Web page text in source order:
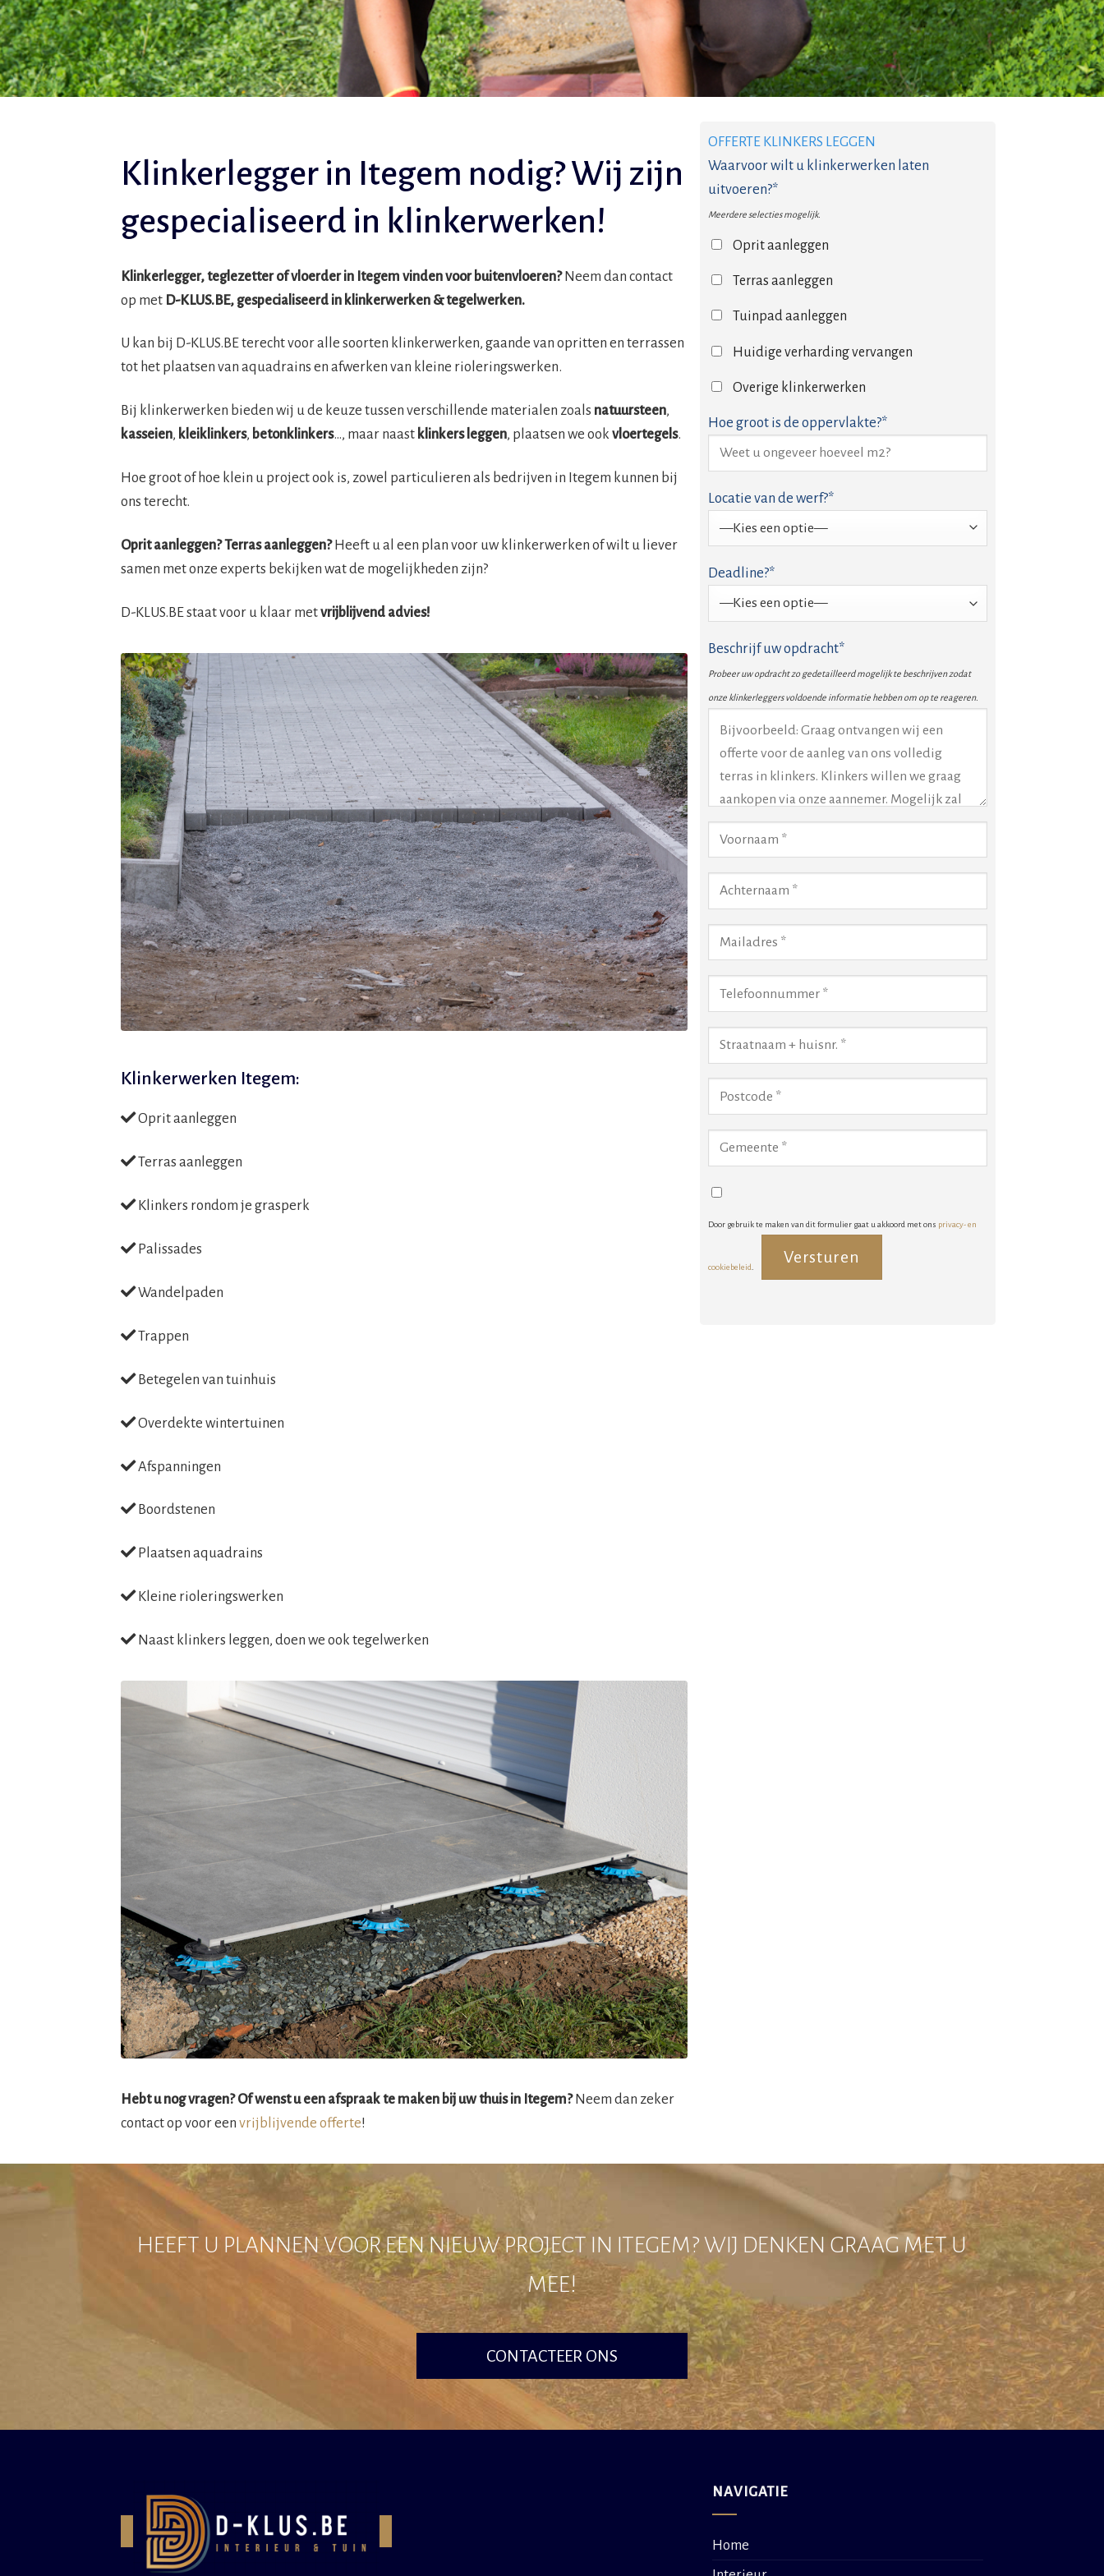
Klinkerlegger in Itegem nodig? Wij zijn
gespecialiseerd in klinkerwerken!
Klinkerlegger, teglezetter of vloerder in Itegem vinden voor buitenvloeren?Neem dan contact
op met D-KLUS.BE, gespecialiseerd in klinkerwerken & tegelwerken.
U kan bij D-KLUS.BE terecht voor alle soorten klinkerwerken, gaande van opritten en terrassen
tot het plaatsen van aquadrains en afwerken van kleine rioleringswerken.
Bij klinkerwerken bieden wij u de keuze tussen verschillende materialen zoals natuursteen,
kasseien, kleiklinkers, betonklinkers…, maar naast klinkers leggen, plaatsen we ook vloertegels.
Hoe groot of hoe klein u project ook is, zowel particulieren als bedrijven in Itegem kunnen bij
ons terecht.
Oprit aanleggen? Terras aanleggen?Heeft u al een plan voor uw klinkerwerken of wilt u liever
samen met onze experts bekijken wat de mogelijkheden zijn?
D-KLUS.BE staat voor u klaar metvrijblijvend advies!
Klinkerwerken Itegem:
Oprit aanleggen
Terras aanleggen
Klinkers rondom je grasperk
Palissades
Wandelpaden
Trappen
Betegelen van tuinhuis
Overdekte wintertuinen
Afspanningen
Boordstenen
Plaatsen aquadrains
Kleine rioleringswerken
Naast klinkers leggen, doen we ook tegelwerken
Hebt u nog vragen? Of wenst u een afspraak te maken bij uw thuis in Itegem?Neem dan zeker
contact op voor een vrijblijvende offerte!
OFFERTE KLINKERS LEGGEN
Waarvoor wilt u klinkerwerken laten
uitvoeren?*
Meerdere selecties mogelijk.
Oprit aanleggen
Terras aanleggen
Tuinpad aanleggen
Huidige verharding vervangen
Overige klinkerwerken
Hoe groot is de oppervlakte?*
Locatie van de werf?*
Deadline?*
Beschrijf uw opdracht*
Probeer uw opdracht zo gedetailleerd mogelijk te beschrijven zodat
onze klinkerleggers voldoende informatie hebben om op te reageren.
Door gebruik te maken van dit formulier gaat u akkoord met ons privacy- en
cookiebeleid
HEEFT U PLANNEN VOOR EEN NIEUW PROJECT IN ITEGEM? WIJ DENKEN GRAAG MET U
MEE!
CONTACTEER ONS
NAVIGATIE
Home